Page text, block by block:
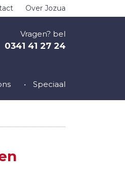
Over Jozua
Vragen? bel
0341 41 27 24
Speciaal